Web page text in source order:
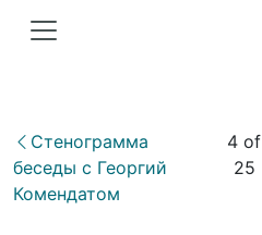
Стенограмма
беседы с Георгий
Комендатом
4 of
25